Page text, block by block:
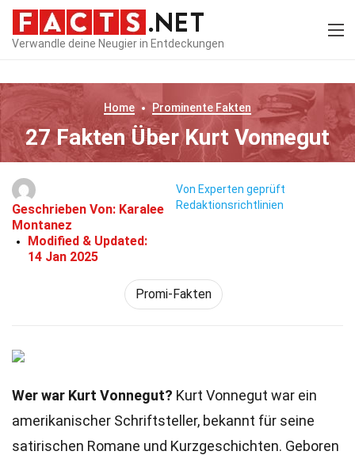
Verwandle deine Neugier in Entdeckungen
Home Prominente Fakten
27 Fakten Über Kurt Vonnegut
Geschrieben Von: Karalee
Montanez
Modified & Updated:
14 Jan 2025
Von Experten geprüft
Redaktionsrichtlinien
Promi-Fakten
Wer war Kurt Vonnegut? Kurt Vonnegut war ein
amerikanischer Schriftsteller, bekannt für seine
satirischen Romane und Kurzgeschichten. Geboren